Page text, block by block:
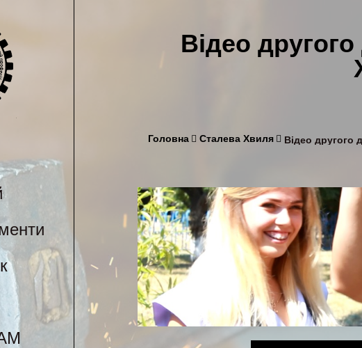
Відео
Головна Сталева Хвиля Відео другого